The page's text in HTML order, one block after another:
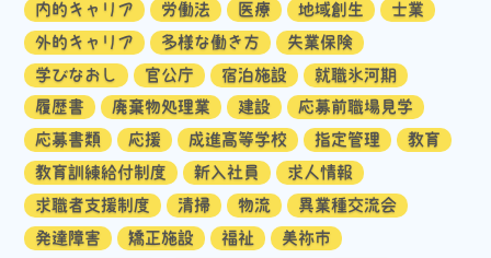
内的キャリア
労働法 医療 地域創生
士業
外的キャリア
多様な働き方
失業保険
学びなおし
官公庁 宿泊施設
就職氷河期
履歴書
廃棄物処理業 建設
応募前職場見学
応募書類
応援 成進高等学校 指定管理
教育
教育訓練給付制度
新入社員
求人情報
求職者支援制度
清掃 物流
異業種交流会
発達障害
矯正施設 福祉
美祢市